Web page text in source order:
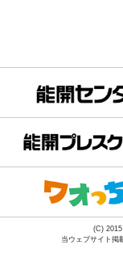
(C)
当ウェブサイト掲